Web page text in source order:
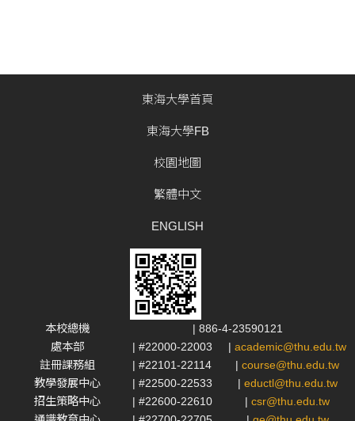
東海大學首頁
東海大學FB
校園地圖
繁體中文
ENGLISH
本校總機
| 886-4-23590121
處本部
| #22000-22003 | academic@thu.edu.tw
註冊課務組
| #22101-22114 | course@thu.edu.tw
教學發展中心
| #22500-22533 | eductl@thu.edu.tw
招生策略中心
| #22600-22610 | csr@thu.edu.tw